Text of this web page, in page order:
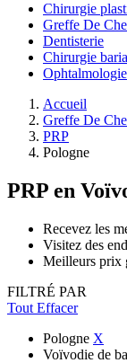
Chirurgie
Greffe De
Dentisterie
Chirurgie
Ophtalmologie
Accueil
Greffe De
PRP
Pologne
PRP en
Recevez les
Visitez des
Meilleurs prix
FILTRÉ PAR
Tout Effacer
Pologne X
Voïvodie de